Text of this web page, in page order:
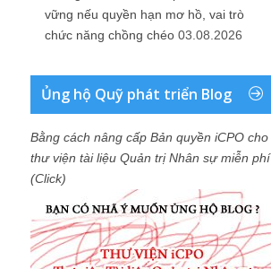
vững nếu quyền hạn mơ hồ, vai trò
chức năng chồng chéo 03.08.2026
Ủng hộ Quỹ phát triển Blog
Bằng cách nâng cấp Bản quyền iCPO cho
thư viện tài liệu Quản trị Nhân sự miễn phí
(Click)